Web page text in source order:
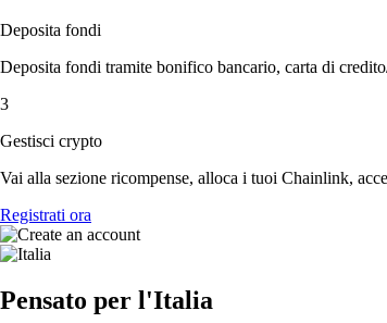
Deposita fondi
Deposita fondi tramite bonifico bancario, carta di
3
Gestisci crypto
Vai alla sezione ricompense, alloca i tuoi Chainlink,
Registrati ora
Pensato per l'Italia